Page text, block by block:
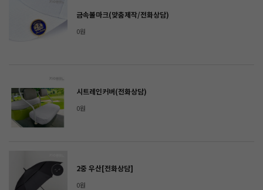
금속볼마크(맞춤제작/전화상담)
0원
시트레인커버(전화상담)
0원
2중 우산[전화상담]
0원